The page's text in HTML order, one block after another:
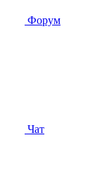
Форум
Чат